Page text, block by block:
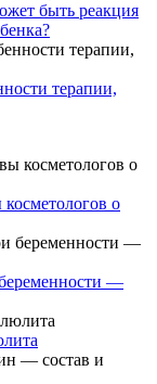
быть реакция
терапии,
о
—